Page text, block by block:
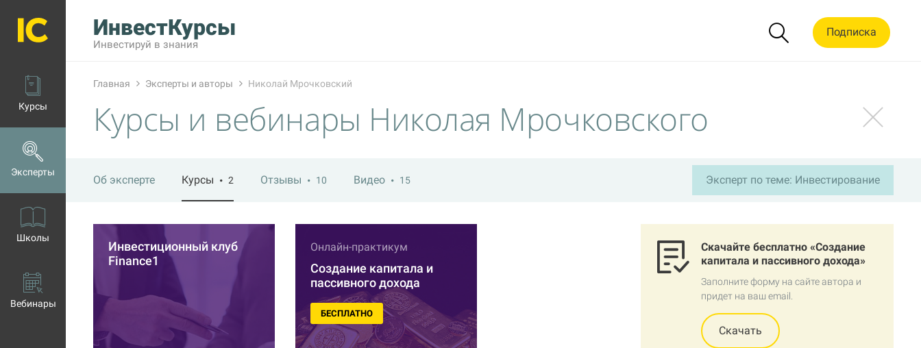
Курсы
Эксперты
Школы
Вебинары
ИнвестКурсы
Инвестируй в знания
Подписка
Главная Эксперты и авторы Николай Мрочковский
Курсы и вебинары Николая Мрочковского
Об эксперте Курсы 2 Отзывы 10 Видео 15 Эксперт по теме: Инвестирование
Инвестиционный клуб
Finance1
Онлайн-практикум
Создание капитала и
пассивного дохода
БЕСПЛАТНО
Скачайте бесплатно «Создание
капитала и пассивного дохода»
Заполните форму на сайте автора и
придет на ваш email.
Скачать